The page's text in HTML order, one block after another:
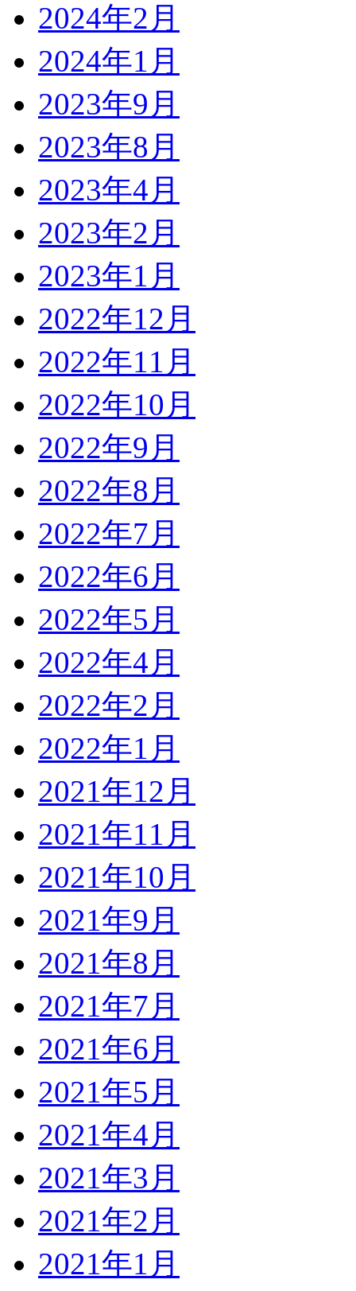
2024年2月
2024年1月
2023年9月
2023年8月
2023年4月
2023年2月
2023年1月
2022年12月
2022年11月
2022年10月
2022年9月
2022年8月
2022年7月
2022年6月
2022年5月
2022年4月
2022年2月
2022年1月
2021年12月
2021年11月
2021年10月
2021年9月
2021年8月
2021年7月
2021年6月
2021年5月
2021年4月
2021年3月
2021年2月
2021年1月